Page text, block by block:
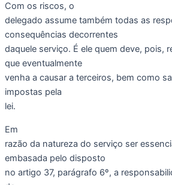
Com os riscos, o
delegado assume também todas as
consequências decorrentes
daquele serviço. É ele quem deve, pois,
que eventualmente
venha a causar a terceiros, bem como
impostas pela
lei.
Em
razão da natureza do serviço ser
embasada pelo disposto
no artigo 37, parágrafo 6º, a